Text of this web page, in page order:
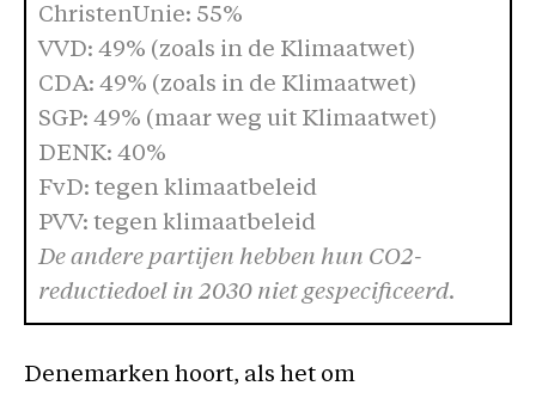
ChristenUnie: 55%
VVD: 49% (zoals in de Klimaatwet)
CDA: 49% (zoals in de Klimaatwet)
SGP: 49% (maar weg uit Klimaatwet)
DENK: 40%
FvD: tegen klimaatbeleid
PVV: tegen klimaatbeleid
De andere partijen hebben hun CO2-
reductiedoel in 2030 niet gespecificeerd.
Denemarken hoort, als het om